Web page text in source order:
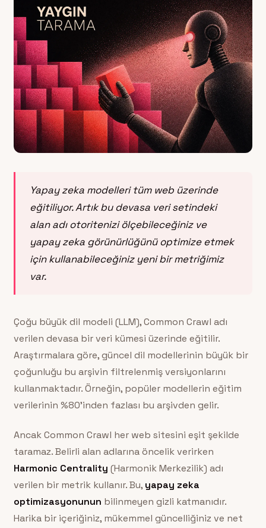
Yapay zeka modelleri tüm web üzerinde
eğitiliyor. Artık bu devasa veri setindeki
alan adı otoritenizi ölçebileceğiniz ve
yapay zeka görünürlüğünü optimize etmek
için kullanabileceğiniz yeni bir metriğimiz
var.
Çoğu büyük dil modeli (LLM), Common Crawl adı
verilen devasa bir veri kümesi üzerinde eğitilir.
Araştırmalara göre, güncel dil modellerinin büyük bir
çoğunluğu bu arşivin filtrelenmiş versiyonlarını
kullanmaktadır. Örneğin, popüler modellerin eğitim
verilerinin %80’inden fazlası bu arşivden gelir.
Ancak Common Crawl her web sitesini eşit şekilde
taramaz. Belirli alan adlarına öncelik verirken
Harmonic Centrality (Harmonik Merkezilik) adı
verilen bir metrik kullanır. Bu, yapay zeka
optimizasyonunun bilinmeyen gizli katmanıdır.
Harika bir içeriğiniz, mükemmel güncelliğiniz ve net